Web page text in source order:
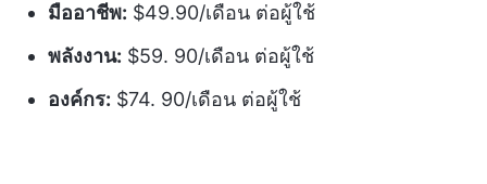
มืออาชีพ: $49.90/เดือน ต่อผู้ใช้
พลังงาน: $59. 90/เดือน ต่อผู้ใช้
องค์กร: $74. 90/เดือน ต่อผู้ใช้